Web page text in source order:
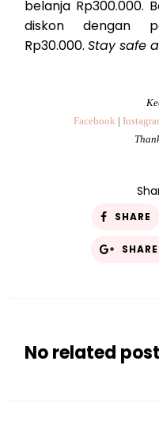
belanja Rp300.000.
diskon dengan
Rp30.000.Stay safe
Facebook |
SHARE
SHARE
No related